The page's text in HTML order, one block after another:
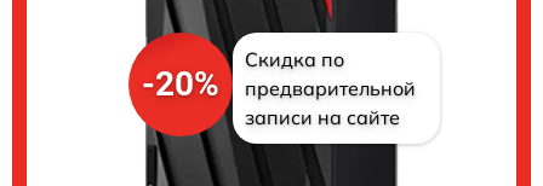
-20%
Скидка по
предварительной
записи на сайте